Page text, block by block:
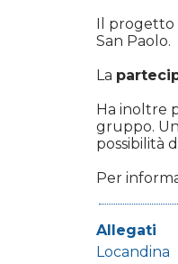
Il progetto
San Paolo.
La
Ha inoltre
gruppo.
possibilità
Per
Allegati
Locandina